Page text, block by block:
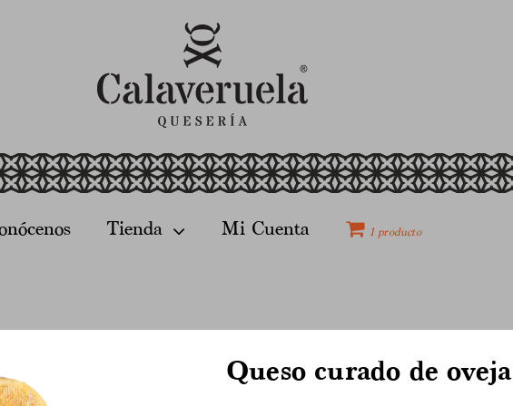
Tienda Mi Cuenta 1 producto
Queso curado de oveja